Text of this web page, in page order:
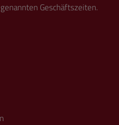
Geschäftszeiten.